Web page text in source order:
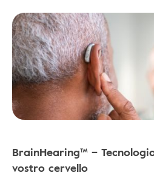
BrainHearing™ –
vostro cervello